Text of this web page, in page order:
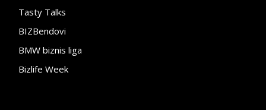
Tasty Talks
BIZBendovi
BMW biznis liga
Bizlife Week